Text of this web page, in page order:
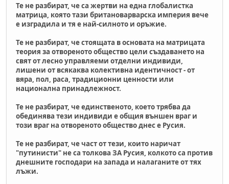
Те не разбират, че са жертви на една глобалистка
матрица, която тази британоварварска империя вече
е изградила и тя е най-силното и оръжие.
Те не разбират, че стоящата в основата на матрицата
теория за отвореното общество цели създаването на
свят от лесно управляеми отделни индивиди,
лишени от всякаква колективна идентичност - от
вяра, пол, раса, традиционни ценности или
национална принадлежност.
Те не разбират, че единственото, което трябва да
обединява тези индивиди е общия външен враг и
този враг на отвореното общество днес е Русия.
Те не разбират, че част от тези, които наричат
"путинисти" не са толкова ЗА Русия, колкото са против
днешните господари на запада и налаганите от тях
лъжи.